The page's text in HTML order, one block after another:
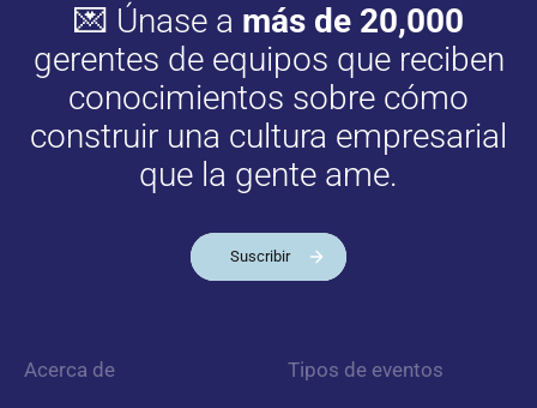
💌 Únase a más de 20,000
gerentes de equipos que reciben
conocimientos sobre cómo
construir una cultura empresarial
que la gente ame.
Suscribir
Acerca de Tipos de eventos